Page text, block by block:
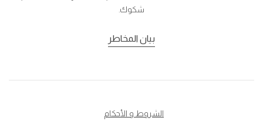
شكوك.
بيان المخاطر
الشروط و الأحكام